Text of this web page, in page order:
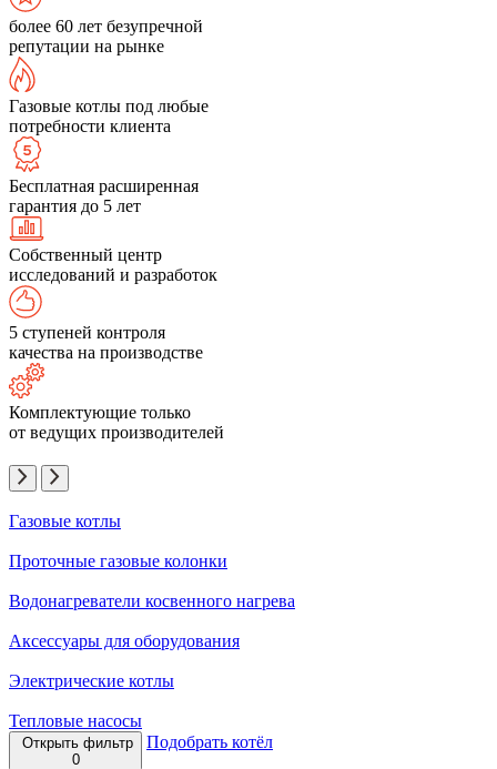
более 60 лет безупречной
репутации на рынке
Газовые котлы под любые
потребности клиента
Бесплатная расширенная
гарантия до 5 лет
Собственный центр
исследований и разработок
5 ступеней контроля
качества на производстве
Комплектующие только
от ведущих производителей
Газовые котлы
Проточные газовые колонки
Водонагреватели косвенного нагрева
Аксессуары для оборудования
Электрические котлы
Тепловые насосы
Открыть фильтр
0
Подобрать котёл